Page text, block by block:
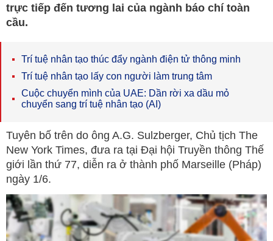
trực tiếp đến tương lai của ngành báo chí toàn
cầu.
Trí tuệ nhân tạo thúc đẩy ngành điện tử thông minh
Trí tuệ nhân tạo lấy con người làm trung tâm
Cuộc chuyển mình của UAE: Dần rời xa dầu mỏ
chuyển sang trí tuệ nhân tạo (AI)
Tuyên bố trên do ông A.G. Sulzberger, Chủ tịch The
New York Times, đưa ra tại Đại hội Truyền thông Thế
giới lần thứ 77, diễn ra ở thành phố Marseille (Pháp)
ngày 1/6.